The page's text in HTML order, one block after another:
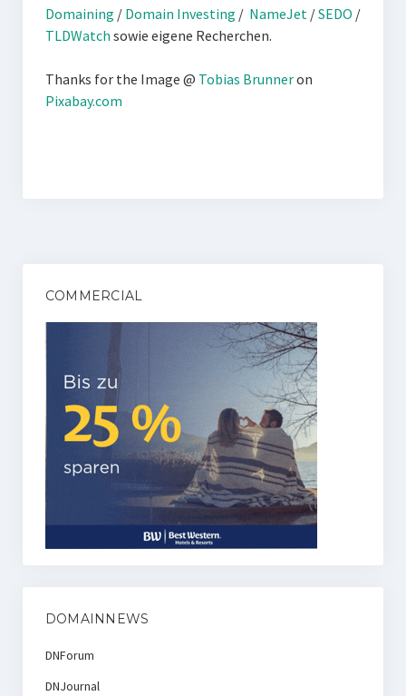
Domaining / Domain Investing / NameJet /SEDO /
TLDWatch sowie eigene Recherchen.
Thanks for the Image @ Tobias Brunneron
Pixabay.com
COMMERCIAL
DOMAINNEWS
DNForum
DNJournal